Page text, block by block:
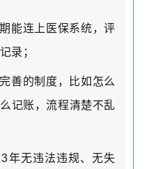
能连上医保系统，评
录；
善的制度，比如怎么
记账，流程清楚不乱
3年无违法违规、无失